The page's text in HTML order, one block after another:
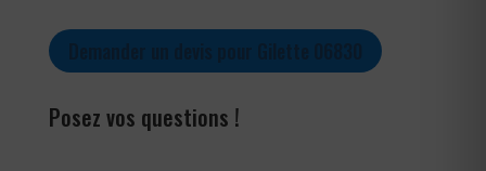
Posez vos questions !